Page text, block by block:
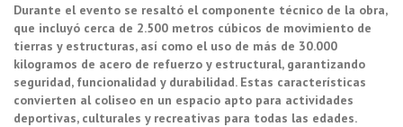
Durante el evento se resaltó el componente técnico de la obra,
que incluyó cerca de 2.500 metros cúbicos de movimiento de
tierras y estructuras, así como el uso de más de 30.000
kilogramos de acero de refuerzo y estructural, garantizando
seguridad, funcionalidad y durabilidad. Estas características
convierten al coliseo en un espacio apto para actividades
deportivas, culturales y recreativas para todas las edades.